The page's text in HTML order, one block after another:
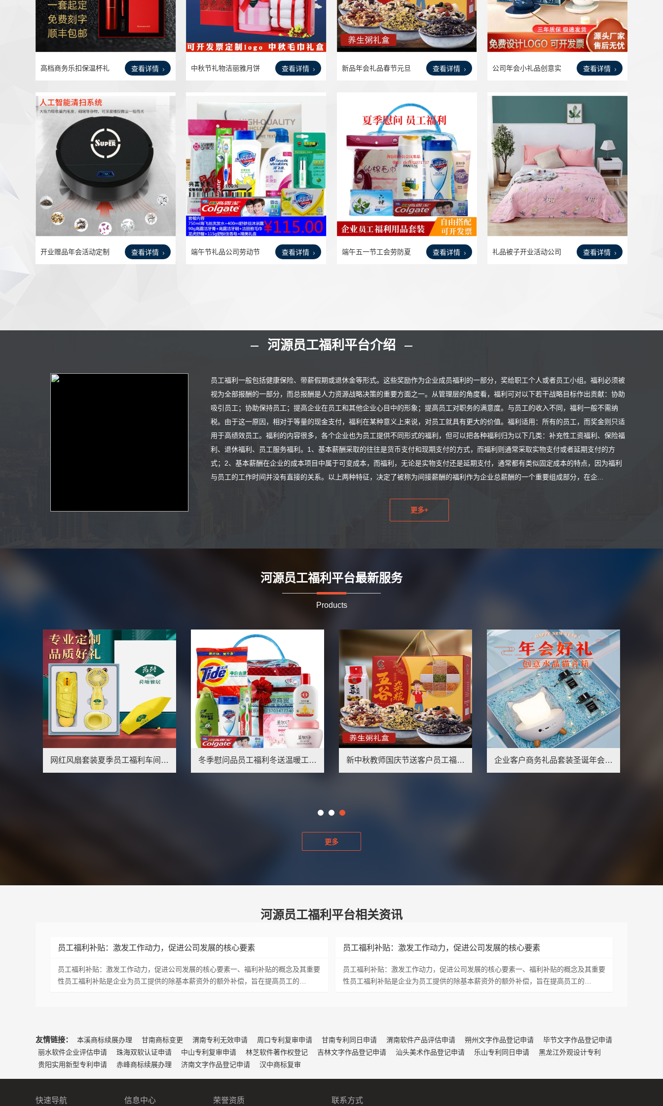
查看详情
高档商务乐扣保温杯礼
查看详情
中秋节礼物洁丽雅月饼
查看详情
新品年会礼品春节元旦
查看详情
公司年会小礼品创意实
查看详情
开业赠品年会活动定制
LOGO
查看详情
端午节礼品公司劳动节
查看详情
端午五一节工会劳防夏
查看详情
礼品被子开业活动公司
河源员工福利平台介绍
员工福利一般包括健康保险、带薪假期或退休金等形式。这些奖励作为企业成员福利的一部分，奖给职工个人或者员工小组。福利必须被
视为全部报酬的一部分，而总报酬是人力资源战略决策的重要方面之一。从管理层的角度看，福利可对以下若干战略目标作出贡献：协助
吸引员工；协助保持员工；提高企业在员工和其他企业心目中的形象；提高员工对职务的满意度。与员工的收入不同，福利一般不需纳
税。由于这一原因，相对于等量的现金支付，福利在某种意义上来说，对员工就具有更大的价值。福利适用：所有的员工，而奖金则只适
用于高绩效员工。福利的内容很多，各个企业也为员工提供不同形式的福利，但可以把各种福利归为以下几类：补充性工资福利、保险福
利、退休福利、员工服务福利。1、基本薪酬采取的往往是货币支付和现期支付的方式，而福利则通常采取实物支付或者延期支付的方
式；2、基本薪酬在企业的成本项目中属于可变成本，而福利，无论是实物支付还是延期支付，通常都有类似固定成本的特点，因为福利
与员工的工作时间并没有直接的关系。以上两种特征，决定了被称为间接薪酬的福利作为企业总薪酬的一个重要组成部分，在企...
更多+
河源员工福利平台最新服务
Products
网红风扇套装夏季员工福利车间避暑神器员工实用礼品免费定制LOGO 冬季慰问品员工福利冬送温暖工会实用日化礼品礼盒套装定制团购 新中秋教师国庆节送客户员工福利伴手礼走亲戚公司年会礼品送家人 企业客户商务礼品套装圣诞年会创意国潮员工福利实用伴手礼周年庆
更多
河源员工福利平台相关资讯
员工福利补贴：激发工作动力，促进公司发展的核心要素
员工福利补贴：激发工作动力，促进公司发展的核心要素一、福利补贴的概念及其重要
性员工福利补贴是企业为员工提供的除基本薪资外的额外补偿，旨在提高员工的…
员工福利补贴：激发工作动力，促进公司发展的核心要素
员工福利补贴：激发工作动力，促进公司发展的核心要素一、福利补贴的概念及其重要
性员工福利补贴是企业为员工提供的除基本薪资外的额外补偿，旨在提高员工的…
友情链接： 本溪商标续展办理 甘南商标变更 渭南专利无效申请 周口专利复审申请 甘南专利同日申请 渭南软件产品评估申请 朔州文字作品登记申请
毕节文字作品登记申请
丽水软件企业评估申请
珠海双软认证申请 中山专利复审申请 林芝软件著作权登记 吉林文字作品登记申请 汕头美术作品登记申请 乐山专利同日申请
黑龙江外观设计专利
贵阳实用新型专利申请
赤峰商标续展办理 济南文字作品登记申请 汉中商标复审
快速导航 信息中心 荣誉资质 联系方式